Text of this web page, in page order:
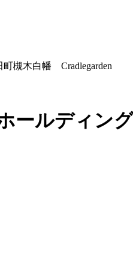
槻木白幡 Cradlegarden
ホールディ